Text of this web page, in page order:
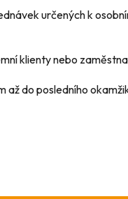
určených k
klienty nebo
až do posledního